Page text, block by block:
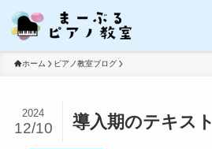
ホーム ピアノ教室ブログ
導入期のテキスト
2024
12/10